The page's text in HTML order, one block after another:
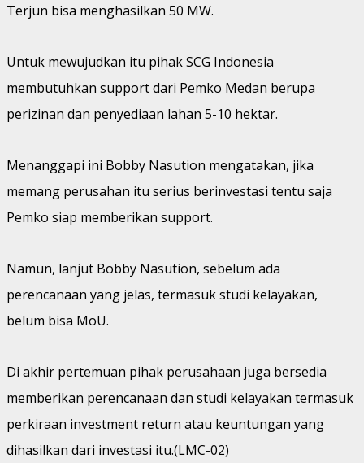
Terjun bisa menghasilkan 50 MW.
Untuk mewujudkan itu pihak SCG Indonesia
membutuhkan support dari Pemko Medan berupa
perizinan dan penyediaan lahan 5-10 hektar.
Menanggapi ini Bobby Nasution mengatakan, jika
memang perusahan itu serius berinvestasi tentu saja
Pemko siap memberikan support.
Namun, lanjut Bobby Nasution, sebelum ada
perencanaan yang jelas, termasuk studi kelayakan,
belum bisa MoU.
Di akhir pertemuan pihak perusahaan juga bersedia
memberikan perencanaan dan studi kelayakan termasuk
perkiraan investment return atau keuntungan yang
dihasilkan dari investasi itu.(LMC-02)